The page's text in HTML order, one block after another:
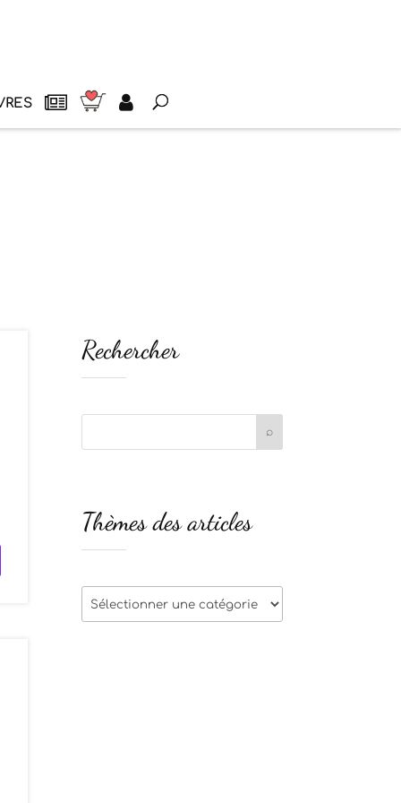
Rechercher
Thèmes des articles
Thèmes
des